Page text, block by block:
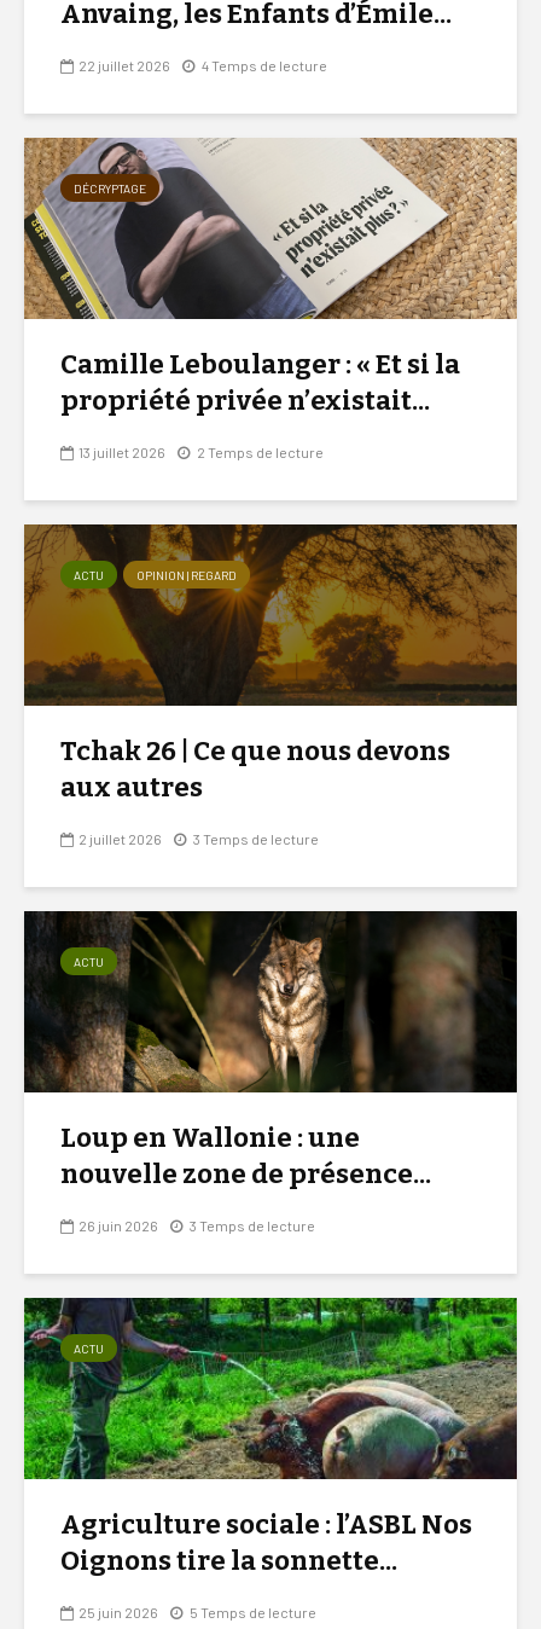
Anvaing, les Enfants d’Émile...
22 juillet 2026 4 Temps de lecture
DÉCRYPTAGE
Camille Leboulanger : « Et si la
propriété privée n’existait...
13 juillet 2026 2 Temps de lecture
ACTU OPINION | REGARD
Tchak 26 | Ce que nous devons
aux autres
2 juillet 2026 3 Temps de lecture
ACTU
Loup en Wallonie : une
nouvelle zone de présence...
26 juin 2026 3 Temps de lecture
ACTU
Agriculture sociale : l’ASBL Nos
Oignons tire la sonnette...
25 juin 2026 5 Temps de lecture